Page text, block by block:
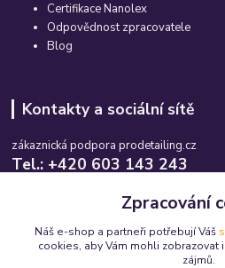
Certifikace Nanolex
Odpovědnost zpracovatele
Blog
Kontakty a sociální sítě
zákaznická podpora prodetailing.cz
Tel.: +420 603 143 243
info@prodetailing.cz
Zpracování
Náš e-shop a partneři potřebují Váš
cookies, aby Vám mohli zobrazovat
zájmů.